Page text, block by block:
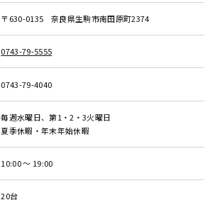
〒630-0135 奈良県生駒市南田原町2374
0743-79-5555
0743-79-4040
毎週水曜日、第1・2・3火曜日
夏季休暇・年末年始休暇
10:00 ～ 19:00
20台